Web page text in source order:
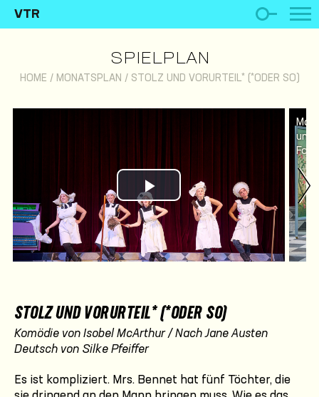
VTR
SPIELPLAN
HOME / MONATSPLAN / STOLZ UND VORURTEIL* (*ODER SO)
Play Video
und
STOLZ UND VORURTEIL* (*ODER SO)
Komödie von Isobel McArthur / Nach Jane Austen
Deutsch von Silke Pfeiffer
Es ist kompliziert. Mrs. Bennet hat fünf Töchter, die